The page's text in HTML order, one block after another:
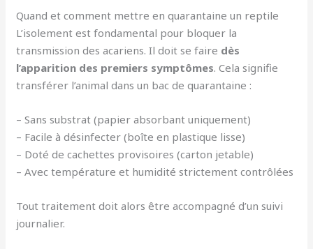
Quand et comment mettre en quarantaine un reptile
L’isolement est fondamental pour bloquer la
transmission des acariens. Il doit se faire dès
l’apparition des premiers symptômes. Cela signifie
transférer l’animal dans un bac de quarantaine :
– Sans substrat (papier absorbant uniquement)
– Facile à désinfecter (boîte en plastique lisse)
– Doté de cachettes provisoires (carton jetable)
– Avec température et humidité strictement contrôlées
Tout traitement doit alors être accompagné d’un suivi
journalier.